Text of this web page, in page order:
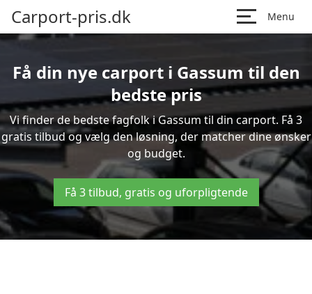
Carport-pris.dk Menu
Få din nye carport i Gassum til den
bedste pris
Vi finder de bedste fagfolk i Gassum til din carport. Få 3
gratis tilbud og vælg den løsning, der matcher dine ønsker
og budget.
Få 3 tilbud, gratis og uforpligtende